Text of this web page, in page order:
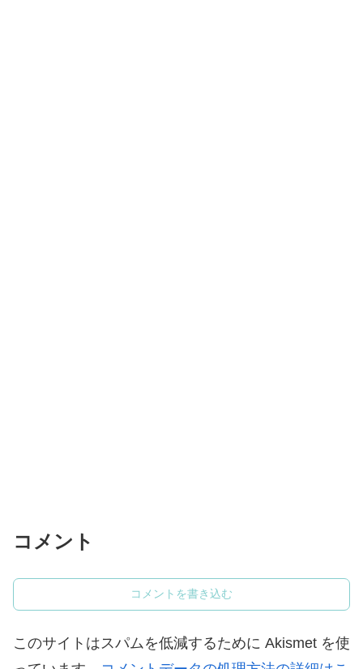
コメント
コメントを書き込む
このサイトはスパムを低減するために Akismet を使